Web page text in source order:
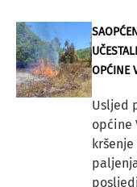
OPĆINE
Usljed
općine